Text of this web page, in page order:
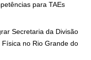
para TAEs
Secretaria da Divisão
no Rio Grande do